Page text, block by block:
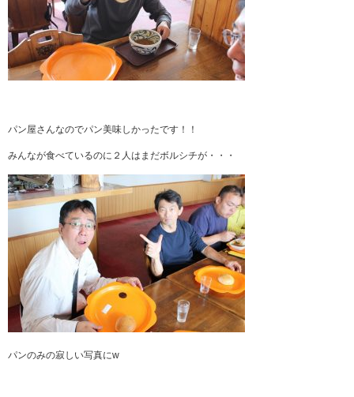
パン屋さんなのでパン美味しかったです！！
みんなが食べているのに２人はまだボルシチが・・・
パンのみの寂しい写真にw